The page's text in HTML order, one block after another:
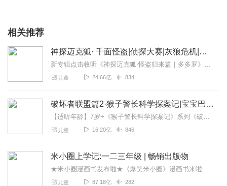
相关推荐
神探迈克狐· 千面怪盗|侦探大赛|灰狼危机|多多罗
新专辑点击收听《神探迈克狐·怪盗归来篇｜多多罗》！！！>>>点击进入主播橱窗购买《神探迈克狐》系列图书吧!<<<多多罗故事【点击前往】收听多多罗其他好玩有趣的故...
儿童 24.66亿 834
破坏者联盟篇2·猴子警长科学探案记|宝宝巴士故事
【适听年龄】7岁+《猴子警长科学探案记》系列《破坏者联盟篇1·猴子警长科学探案记》>>>《破坏者联盟篇2·猴子警长科学探案记》>>>《破坏者联盟篇3·猴子警长科...
儿童 16.20亿 846
米小圈上学记:一二三年级 | 畅销出版物
★米小圈漫画书发布啦★《爆笑米小圈》漫画书来啦《米小圈上学记》一二三年级正版广播剧！《米小圈上学记》系列是儿童作家北猫最新创作的儿童小说系列，作品诙谐幽默、好...
儿童 87.18亿 282